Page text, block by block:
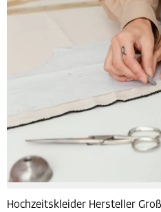
Hochzeitskleider Hersteller